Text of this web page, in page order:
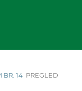
BR. 14 PREGLED